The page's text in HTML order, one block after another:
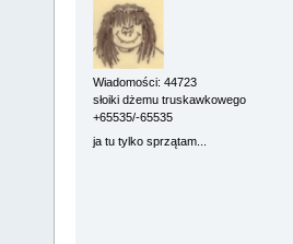
Wiadomości: 44723
słoiki dżemu truskawkowego
+65535/-65535
ja tu tylko sprzątam...